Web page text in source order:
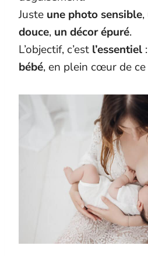
Juste une photo sensible,
douce, un décor épuré.
L’objectif, c’est l’essentiel :
bébé, en plein cœur de